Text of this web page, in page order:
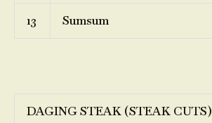
13 Sumsum
DAGING STEAK (STEAK CUTS)